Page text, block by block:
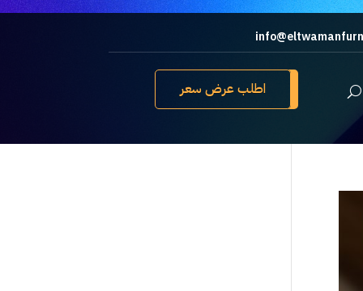
اطلب عرض سعر